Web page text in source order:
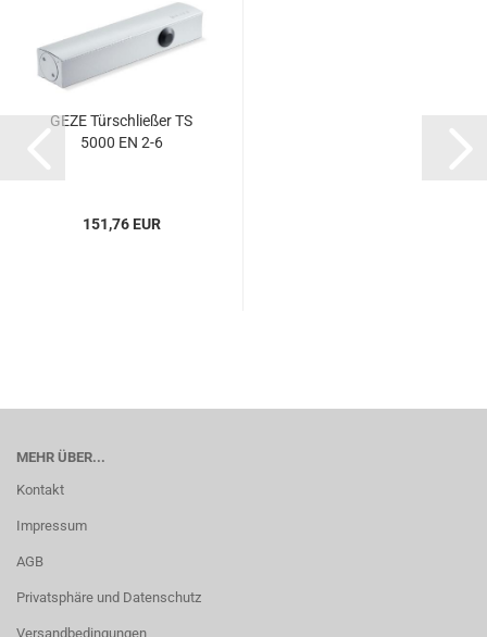
GEZE Tür­schlie­ßer TS
5000 EN 2-6
151,76 EUR
MEHR ÜBER...
Kontakt
Impressum
AGB
Privatsphäre und Datenschutz
Versandbedingungen